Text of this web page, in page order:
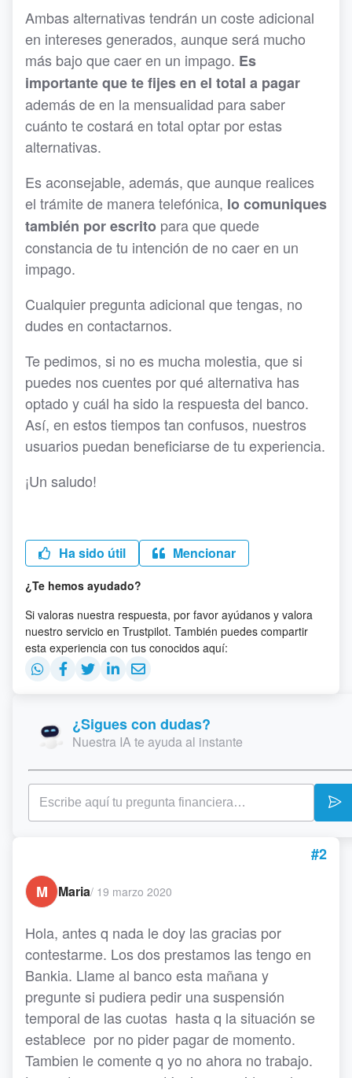
Ambas alternativas tendrán un coste adicional
en intereses generados, aunque será mucho
más bajo que caer en un impago. Es
importante que te fijes en el total a pagar
además de en la mensualidad para saber
cuánto te costará en total optar por estas
alternativas.
Es aconsejable, además, que aunque realices
el trámite de manera telefónica, lo comuniques
también por escrito para que quede
constancia de tu intención de no caer en un
impago.
Cualquier pregunta adicional que tengas, no
dudes en contactarnos.
Te pedimos, si no es mucha molestia, que si
puedes nos cuentes por qué alternativa has
optado y cuál ha sido la respuesta del banco.
Así, en estos tiempos tan confusos, nuestros
usuarios puedan beneficiarse de tu experiencia.
¡Un saludo!
Ha sido útil Mencionar
¿Te hemos ayudado?
Si valoras nuestra respuesta, por favor ayúdanos y valora
nuestro servicio en Trustpilot. También puedes compartir
esta experiencia con tus conocidos aquí:
¿Sigues con dudas?
Nuestra IA te ayuda al instante
#2
M
Maria/ 19 marzo 2020
Hola, antes q nada le doy las gracias por
contestarme. Los dos prestamos las tengo en
Bankia. Llame al banco esta mañana y
pregunte si pudiera pedir una suspensión
temporal de las cuotas hasta q la situación se
establece por no pider pagar de momento.
Tambien le comente q yo no ahora no trabajo.